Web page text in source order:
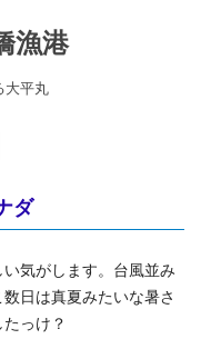
漁港
大平丸
ダ
気がします。台風並み
日は真夏みたいな暑さ
っけ？